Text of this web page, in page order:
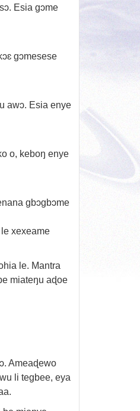
Esia gɔme
gɔmesese
awɔ. Esia enye
o, keboŋ enye
gbɔgbɔme
xexeame
le. Mantra
miateŋu aɖoe
Ameaɖewo
li tegbee, eya